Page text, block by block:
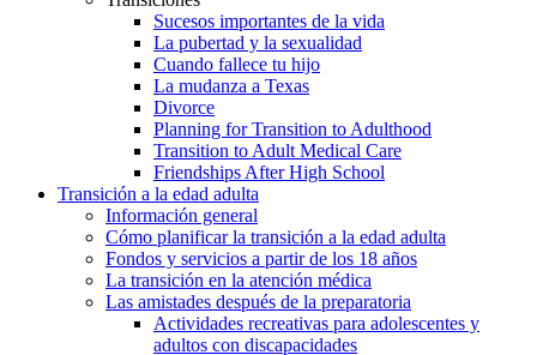
Sucesos importantes de la vida
La pubertad y la sexualidad
Cuando fallece tu hijo
La mudanza a Texas
Divorce
Planning for Transition to Adulthood
Transition to Adult Medical Care
Friendships After High School
Transición a la edad adulta
Información general
Cómo planificar la transición a la edad adulta
Fondos y servicios a partir de los 18 años
La transición en la atención médica
Las amistades después de la preparatoria
Actividades recreativas para adolescentes y
adultos con discapacidades